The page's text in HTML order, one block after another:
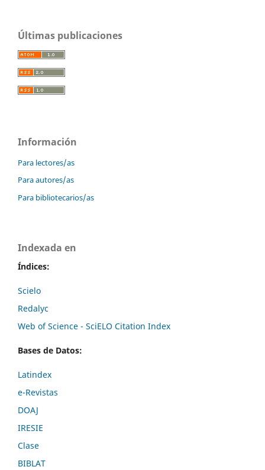
Últimas publicaciones
Información
Para lectores/as
Para autores/as
Para bibliotecarios/as
Indexada en
Índices:
Scielo
Redalyc
Web of Science - SciELO Citation Index
Bases de Datos:
Latindex
e-Revistas
DOAJ
IRESIE
Clase
BIBLAT